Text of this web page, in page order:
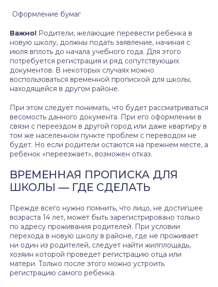
Оформление бумаг
Важно! Родители, желающие перевести ребенка в
новую школу, должны подать заявление, начиная с
июля вплоть до начала учебного года. Для этого
потребуется регистрация и ряд сопутствующих
документов. В некоторых случаях можно
воспользоваться временной пропиской для школы,
находящейся в другом районе.
При этом следует понимать, что будет рассматриваться
весомость данного документа. При его оформлении в
связи с переездом в другой город или даже квартиру в
том же населенном пункте проблем с переводом не
будет. Но если родители остаются на прежнем месте, а
ребенок «переезжает», возможен отказ.
ВРЕМЕННАЯ ПРОПИСКА ДЛЯ
ШКОЛЫ — ГДЕ СДЕЛАТЬ
Прежде всего нужно помнить, что лицо, не достигшее
возраста 14 лет, может быть зарегистрировано только
по адресу проживания родителей. При условии
перехода в новую школу в районе, где не проживает
ни один из родителей, следует найти жилплощадь,
хозяин которой проведет регистрацию отца или
матери. Только после этого можно устроить
регистрацию самого ребенка.